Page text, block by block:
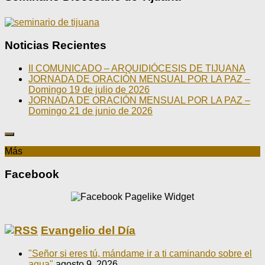
Noticias Recientes
II COMUNICADO – ARQUIDIÓCESIS DE TIJUANA
JORNADA DE ORACIÓN MENSUAL POR LA PAZ –
Domingo 19 de julio de 2026
JORNADA DE ORACIÓN MENSUAL POR LA PAZ –
Domingo 21 de junio de 2026
Más
Facebook
Evangelio del Día
"Señor si eres tú, mándame ir a ti caminando sobre el